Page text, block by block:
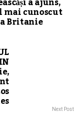
mai cunoscut
Britanie
Next Post